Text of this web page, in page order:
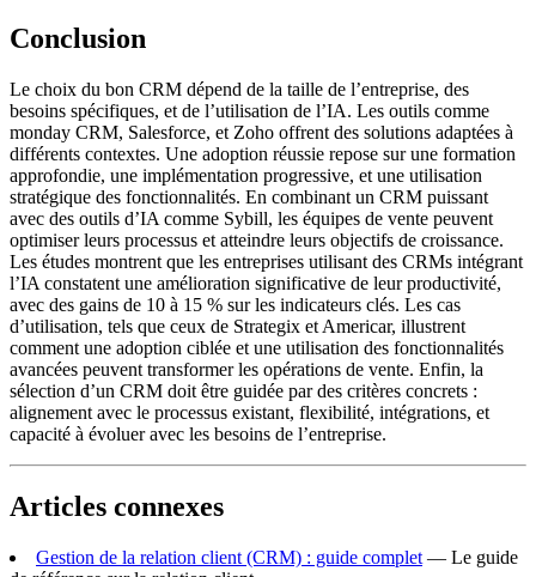
Conclusion
Le choix du bon CRM dépend de la taille de l’entreprise, des
besoins spécifiques, et de l’utilisation de l’IA. Les outils comme
monday CRM, Salesforce, et Zoho offrent des solutions adaptées à
différents contextes. Une adoption réussie repose sur une formation
approfondie, une implémentation progressive, et une utilisation
stratégique des fonctionnalités. En combinant un CRM puissant
avec des outils d’IA comme Sybill, les équipes de vente peuvent
optimiser leurs processus et atteindre leurs objectifs de croissance.
Les études montrent que les entreprises utilisant des CRMs intégrant
l’IA constatent une amélioration significative de leur productivité,
avec des gains de 10 à 15 % sur les indicateurs clés. Les cas
d’utilisation, tels que ceux de Strategix et Americar, illustrent
comment une adoption ciblée et une utilisation des fonctionnalités
avancées peuvent transformer les opérations de vente. Enfin, la
sélection d’un CRM doit être guidée par des critères concrets :
alignement avec le processus existant, flexibilité, intégrations, et
capacité à évoluer avec les besoins de l’entreprise.
Articles connexes
Gestion de la relation client (CRM) : guide complet — Le guide